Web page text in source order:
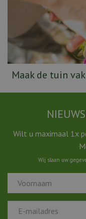
Maak de tuin
Wilt u maximaal 1x
Wij slaan uw